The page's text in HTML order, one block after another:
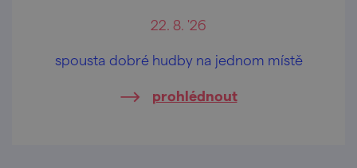
22. 8. '26
spousta dobré hudby na jednom místě
prohlédnout